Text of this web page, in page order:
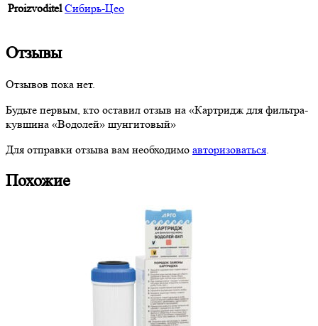
Proizvoditel Сибирь-Цео
Отзывы
Отзывов пока нет.
Будьте первым, кто оставил отзыв на «Картридж для фильтра-
кувшина «Водолей» шунгитовый»
Для отправки отзыва вам необходимо авторизоваться
Похожие